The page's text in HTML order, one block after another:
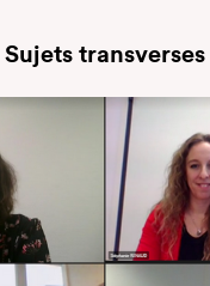
Sujets transverses